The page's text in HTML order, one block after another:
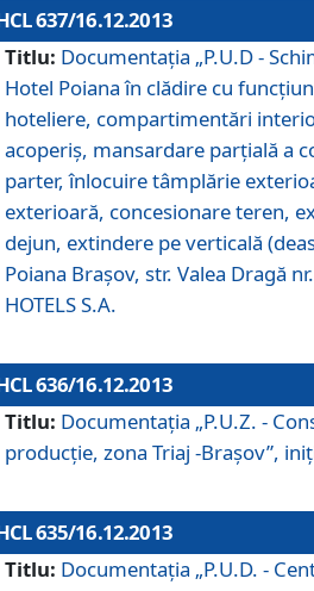
637/16.12.2013
Titlu: Documentaţia „P.U.D -
Hotel Poiana în clădire cu
hoteliere, compartimentări
acoperiş, mansardare parţială a
parter, înlocuire tâmplărie
exterioară, concesionare teren,
dejun, extindere pe verticală
Poiana Braşov, str. Valea Dragă
HOTELS S.A.
636/16.12.2013
Titlu: Documentaţia „P.U.Z. -
producţie, zona Triaj -Braşov”,
635/16.12.2013
Titlu: Documentaţia „P.U.D. -